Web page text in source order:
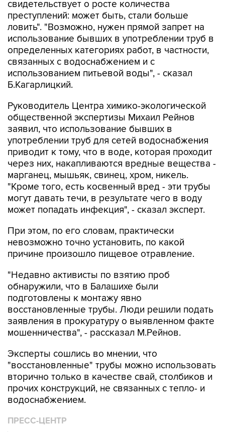
свидетельствует о росте количества
преступлений: может быть, стали больше
ловить". "Возможно, нужен прямой запрет на
использование бывших в употреблении труб в
определенных категориях работ, в частности,
связанных с водоснабжением и с
использованием питьевой воды", - сказал
Б.Кагарлицкий.
Руководитель Центра химико-экологической
общественной экспертизы Михаил Рейнов
заявил, что использование бывших в
употреблении труб для сетей водоснабжения
приводит к тому, что в воде, которая проходит
через них, накапливаются вредные вещества -
марганец, мышьяк, свинец, хром, никель.
"Кроме того, есть косвенный вред - эти трубы
могут давать течи, в результате чего в воду
может попадать инфекция", - сказал эксперт.
При этом, по его словам, практически
невозможно точно установить, по какой
причине произошло пищевое отравление.
"Недавно активисты по взятию проб
обнаружили, что в Балашихе были
подготовлены к монтажу явно
восстановленные трубы. Люди решили подать
заявления в прокуратуру о выявленном факте
мошенничества", - рассказал М.Рейнов.
Эксперты сошлись во мнении, что
"восстановленные" трубы можно использовать
вторично только в качестве свай, столбиков и
прочих конструкций, не связанных с тепло- и
водоснабжением.
ПРЕСС-ЦЕНТР